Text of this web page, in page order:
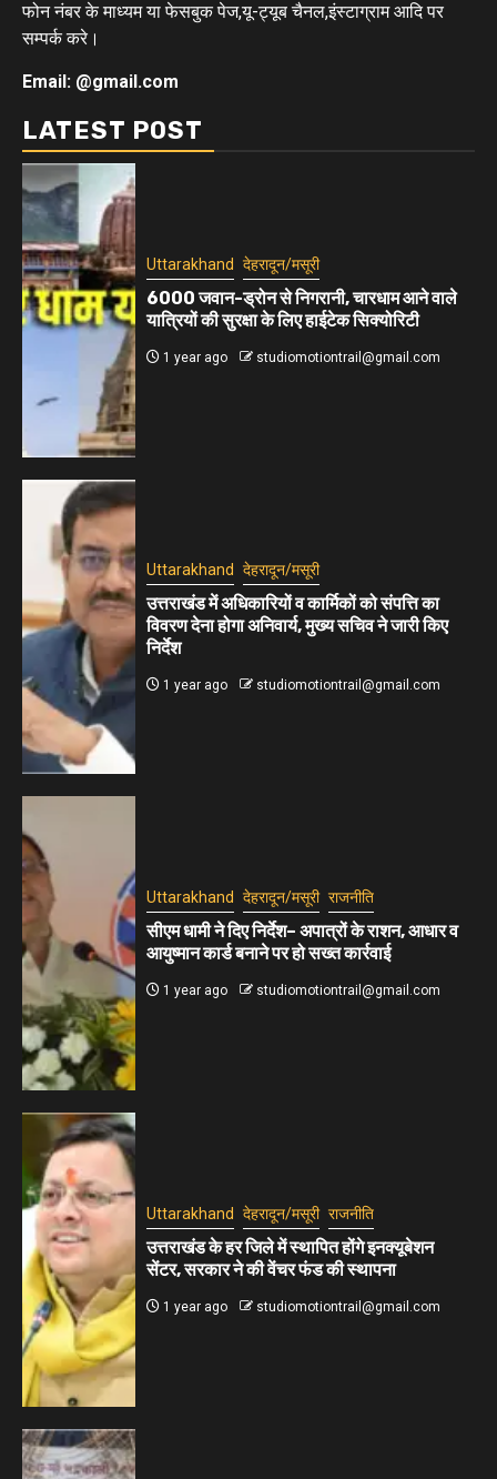
फोन नंबर के माध्यम या फेसबुक पेज,यू-ट्यूब चैनल,इंस्टाग्राम आदि पर
सम्पर्क करे।
Email: @gmail.com
LATEST POST
Uttarakhand देहरादून/मसूरी
6000 जवान-ड्रोन से निगरानी, चारधाम आने वाले
यात्रियों की सुरक्षा के लिए हाईटेक सिक्योरिटी
1 year ago studiomotiontrail@gmail.com
Uttarakhand देहरादून/मसूरी
उत्तराखंड में अधिकारियों व कार्मिकों को संपत्ति का
विवरण देना होगा अनिवार्य, मुख्य सचिव ने जारी किए
निर्देश
1 year ago studiomotiontrail@gmail.com
Uttarakhand देहरादून/मसूरी राजनीति
सीएम धामी ने दिए निर्देश– अपात्रों के राशन, आधार व
आयुष्मान कार्ड बनाने पर हो सख्त कार्रवाई
1 year ago studiomotiontrail@gmail.com
Uttarakhand देहरादून/मसूरी राजनीति
उत्तराखंड के हर जिले में स्थापित होंगे इनक्यूबेशन
सेंटर, सरकार ने की वेंचर फंड की स्थापना
1 year ago studiomotiontrail@gmail.com